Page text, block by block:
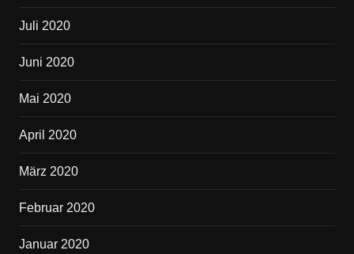
Juli 2020
Juni 2020
Mai 2020
April 2020
März 2020
Februar 2020
Januar 2020